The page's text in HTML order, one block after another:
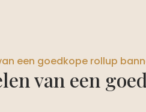
een goedkope rollup
van een